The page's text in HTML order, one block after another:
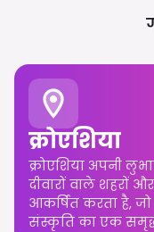
क्रोएशिया
क्रोएशिया अपनी
दीवारों वाले शहरों
आकर्षित करता है,
संस्कृति का एक समृद्ध